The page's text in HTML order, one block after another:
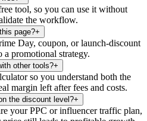
tool, so you can use it without
the workflow.
page?+
Day, coupon, or launch-discount
a promotional strategy.
other tools?+
so you understand both the
margin left after fees and costs.
the discount level?+
your PPC or influencer traffic plan,